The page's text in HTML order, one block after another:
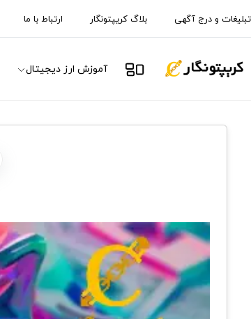
تبلیغات و درج آگهی بلاگ کریپتونگار ارتباط با ما
آموزش ارز دیجیتال